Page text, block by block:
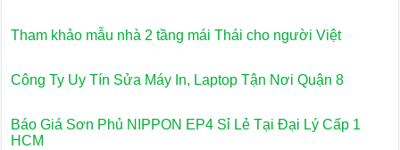
Tham khảo mẫu nhà 2 tầng mái Thái cho người Việt
Công Ty Uy Tín Sửa Máy In, Laptop Tận Nơi Quận 8
Báo Giá Sơn Phủ NIPPON EP4 Sỉ Lẻ Tại Đại Lý Cấp 1
HCM